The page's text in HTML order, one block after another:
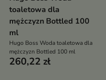
toaletowa dla
mężczyzn Bottled 100
ml
Hugo Boss Woda toaletowa dla
mężczyzn Bottled 100 ml
260,22 zł